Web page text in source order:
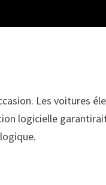
Les voitures
logicielle